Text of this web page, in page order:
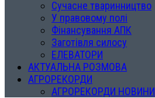
Сучасне тваринництво
У правовому полі
Фінансування АПК
Заготівля силосу
ЕЛЕВАТОРИ
АКТУАЛЬНА РОЗМОВА
АГРОРЕКОРДИ
АГРОРЕКОРДИ НОВИНИ